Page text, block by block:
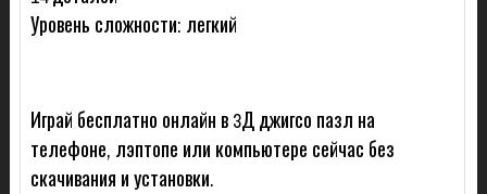
Уровень сложности: легкий
Играй бесплатно онлайн в 3Д джигсо пазл на
телефоне, лэптопе или компьютере сейчас без
скачивания и установки.